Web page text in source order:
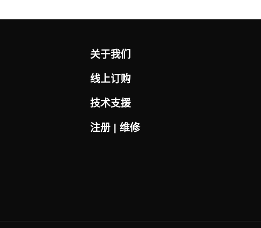
关于我们
线上订购
技术支援
注册 | 维修